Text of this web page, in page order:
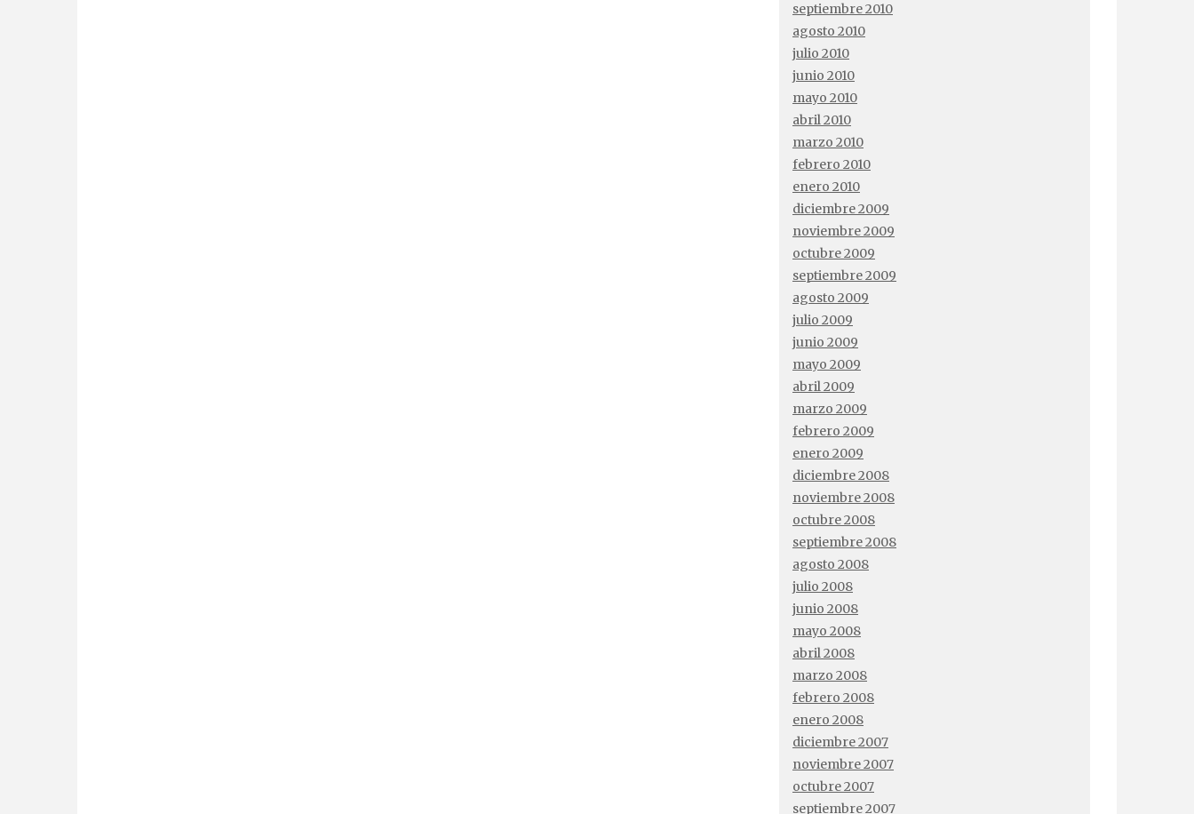
septiembre 2010
agosto 2010
julio 2010
junio 2010
mayo 2010
abril 2010
marzo 2010
febrero 2010
enero 2010
diciembre 2009
noviembre 2009
octubre 2009
septiembre 2009
agosto 2009
julio 2009
junio 2009
mayo 2009
abril 2009
marzo 2009
febrero 2009
enero 2009
diciembre 2008
noviembre 2008
octubre 2008
septiembre 2008
agosto 2008
julio 2008
junio 2008
mayo 2008
abril 2008
marzo 2008
febrero 2008
enero 2008
diciembre 2007
noviembre 2007
octubre 2007
septiembre 2007